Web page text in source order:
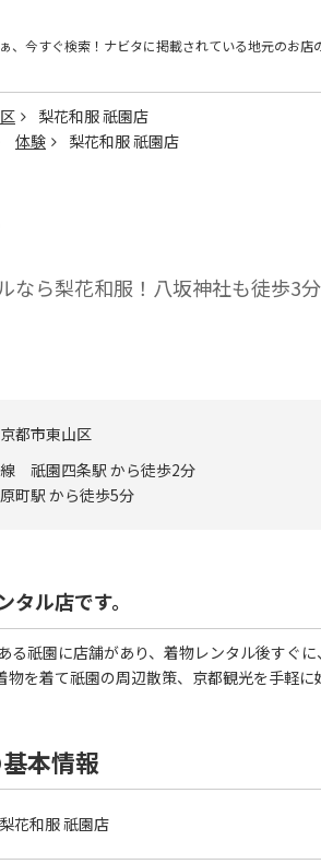
、今すぐ検索！ ナビタに掲載されている地元のお店
梨花和服 祇園店
体験 梨花和服 祇園店
なら梨花和服！八坂神社も徒歩3
都市東山区
祇園四条駅 から徒歩2分
町駅 から徒歩5分
ル店です。
る祇園に店舗があり、着物レンタル後すぐ
を着て祇園の周辺散策、京都観光を手軽に
本情報
梨花和服 祇園店